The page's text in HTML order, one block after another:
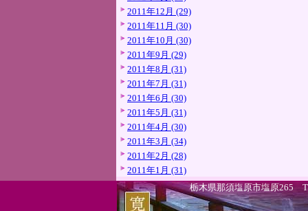
2011年12月 (29)
2011年11月 (30)
2011年10月 (30)
2011年9月 (29)
2011年8月 (31)
2011年7月 (31)
2011年6月 (30)
2011年5月 (31)
2011年4月 (30)
2011年3月 (34)
2011年2月 (28)
2011年1月 (31)
栃木県那須塩原市塩原265